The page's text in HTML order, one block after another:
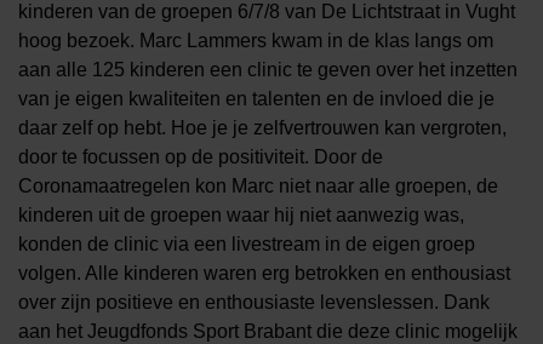
kinderen van de groepen 6/7/8 van De Lichtstraat in Vught
hoog bezoek. Marc Lammers kwam in de klas langs om
aan alle 125 kinderen een clinic te geven over het inzetten
van je eigen kwaliteiten en talenten en de invloed die je
daar zelf op hebt. Hoe je je zelfvertrouwen kan vergroten,
door te focussen op de positiviteit. Door de
Coronamaatregelen kon Marc niet naar alle groepen, de
kinderen uit de groepen waar hij niet aanwezig was,
konden de clinic via een livestream in de eigen groep
volgen. Alle kinderen waren erg betrokken en enthousiast
over zijn positieve en enthousiaste levenslessen. Dank
aan het Jeugdfonds Sport Brabant die deze clinic mogelijk